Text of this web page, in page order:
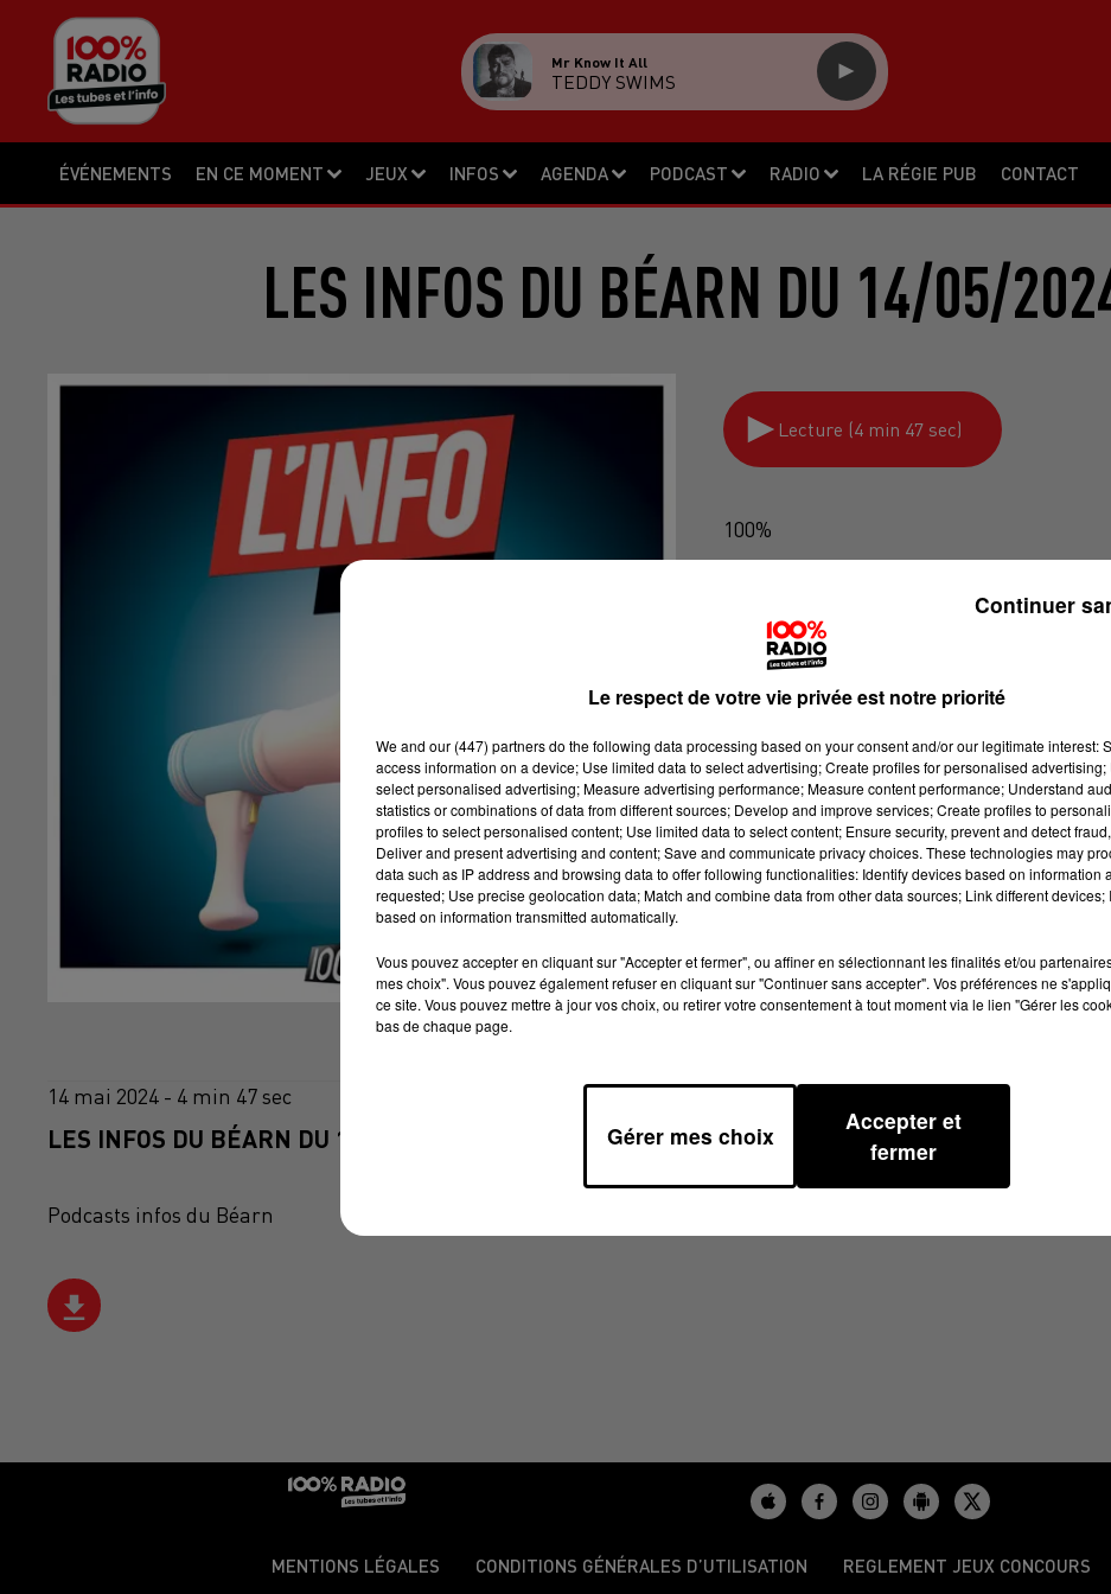
ÉVÉNEMENTS EN CE MOMENT JEUX INFOS AGENDA PODCAST RADIO LA RÉGIE PUB CONTACT
Mr Know It All
TEDDY SWIMS
LES INFOS DU BÉARN DU 14/05/
Lecture (4 min 47 sec)
100%
14 mai 2024 - 4 min 47 sec
LES INFOS DU BÉARN DU 14/05/2024 À 17H00
Podcasts infos du Béarn
MENTIONS LÉGALES CONDITIONS GÉNÉRALES D’UTILISATION REGLEMENT JEUX CONCOURS
Le respect de votre vie privée est notre priorité
We and our (447) partnersdo the following data processing based on your consent and/or our legitimate interest:
access information on a device; Use limited data to select advertising; Create profiles for personalised advertising;
select personalised advertising; Measure advertising performance; Measure content performance; Understand
statistics or combinations of data from different sources; Develop and improve services; Create profiles to
profiles to select personalised content; Use limited data to select content; Ensure security, prevent and detect
Deliver and present advertising and content; Save and communicate privacy choices. These technologies may
data such as IP address and browsing data to offer following functionalities: Identify devices based on information
requested; Use precise geolocation data; Match and combine data from other data sources; Link different devices;
based on information transmitted automatically.
Vous pouvez accepter en cliquant sur "Accepter et fermer", ou affiner en sélectionnant les finalités et/ou
mes choix". Vous pouvez également refuser en cliquant sur "Continuer sans accepter". Vos préférences ne
ce site. Vous pouvez mettre à jour vos choix, ou retirer votre consentement à tout moment via le lien "Gérer les
bas de chaque page.
Gérer mes choix
Accepter et
fermer
Continuer